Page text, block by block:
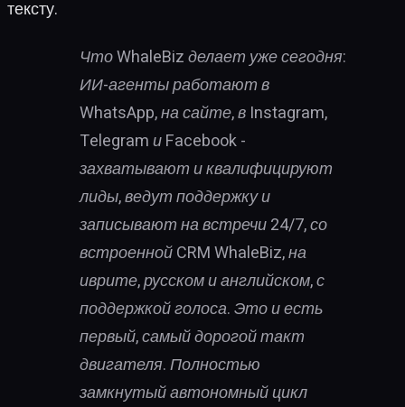
тексту.
Что WhaleBiz делает уже сегодня:
ИИ-агенты работают в
WhatsApp, на сайте, в Instagram,
Telegram и Facebook -
захватывают и квалифицируют
лиды, ведут поддержку и
записывают на встречи 24/7, со
встроенной CRM WhaleBiz, на
иврите, русском и английском, с
поддержкой голоса. Это и есть
первый, самый дорогой такт
двигателя. Полностью
замкнутый автономный цикл